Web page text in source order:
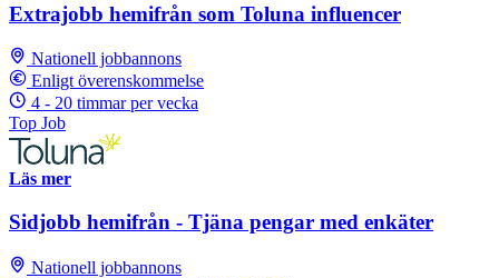
Extrajobb hemifrån som Toluna influencer
Nationell jobbannons
Enligt överenskommelse
4 - 20 timmar per vecka
Top Job
Läs mer
Sidjobb hemifrån - Tjäna pengar med enkäter
Nationell jobbannons